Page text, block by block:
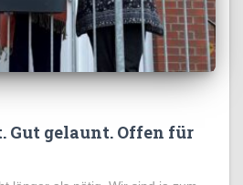
Gut gelaunt. Offen für